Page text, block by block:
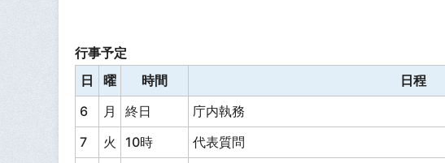
行事予定
日
曜 時間 日程
6
月 終日 庁内執務
7
火 10時 代表質問